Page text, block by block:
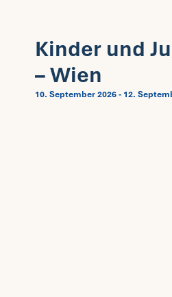
Kinder und
– Wien
10. September 2026- 12.